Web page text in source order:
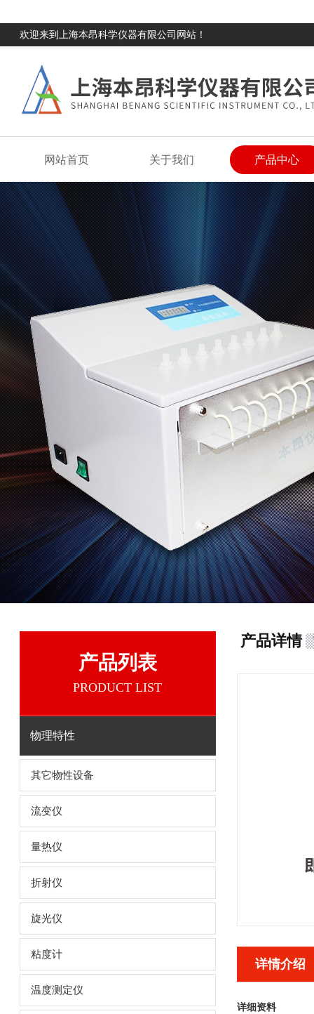
欢迎来到上海本昂科学仪器有限公司网站！
网站首页 关于我们 产品中心
产品列表
PRODUCT LIST
物理特性
其它物性设备
流变仪
量热仪
折射仪
旋光仪
粘度计
温度测定仪
产品详情
详情介绍
详细资料